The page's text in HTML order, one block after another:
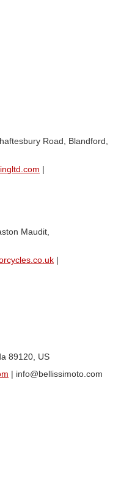
Road, Blandford,
Maudit,
co.uk
89120, US
| info@bellissimoto.com